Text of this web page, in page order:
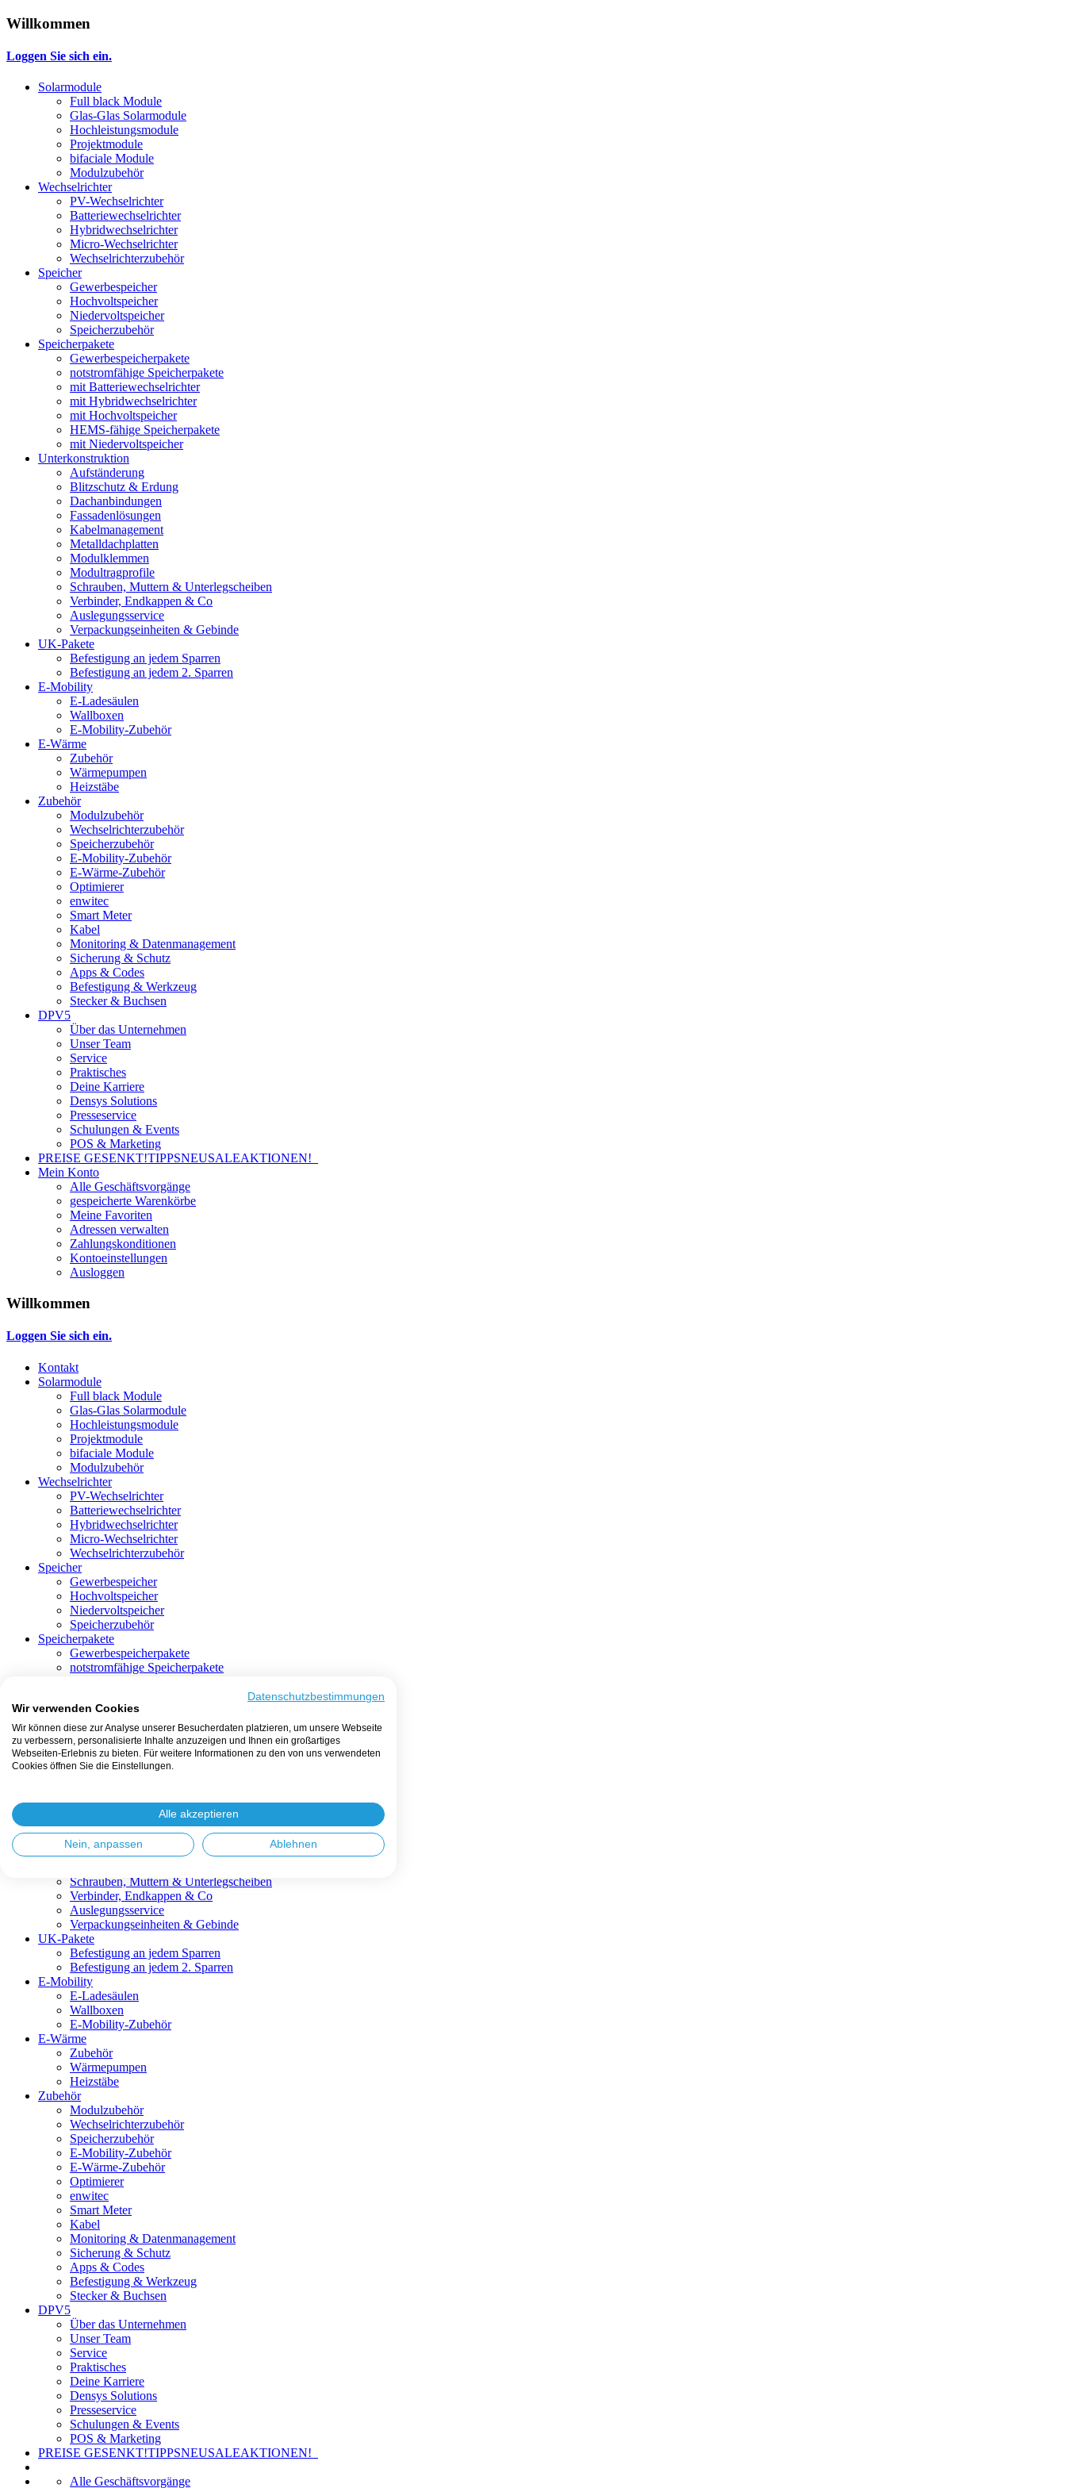
Willkommen
Loggen Sie sich ein.
Solarmodule
Full black Module
Glas-Glas Solarmodule
Hochleistungsmodule
Projektmodule
bifaciale Module
Modulzubehör
Wechselrichter
PV-Wechselrichter
Batteriewechselrichter
Hybridwechselrichter
Micro-Wechselrichter
Wechselrichterzubehör
Speicher
Gewerbespeicher
Hochvoltspeicher
Niedervoltspeicher
Speicherzubehör
Speicherpakete
Gewerbespeicherpakete
notstromfähige Speicherpakete
mit Batteriewechselrichter
mit Hybridwechselrichter
mit Hochvoltspeicher
HEMS-fähige Speicherpakete
mit Niedervoltspeicher
Unterkonstruktion
Aufständerung
Blitzschutz & Erdung
Dachanbindungen
Fassadenlösungen
Kabelmanagement
Metalldachplatten
Modulklemmen
Modultragprofile
Schrauben, Muttern & Unterlegscheiben
Verbinder, Endkappen & Co
Auslegungsservice
Verpackungseinheiten & Gebinde
UK-Pakete
Befestigung an jedem Sparren
Befestigung an jedem 2. Sparren
E-Mobility
E-Ladesäulen
Wallboxen
E-Mobility-Zubehör
E-Wärme
Zubehör
Wärmepumpen
Heizstäbe
Zubehör
Modulzubehör
Wechselrichterzubehör
Speicherzubehör
E-Mobility-Zubehör
E-Wärme-Zubehör
Optimierer
enwitec
Smart Meter
Kabel
Monitoring & Datenmanagement
Sicherung & Schutz
Apps & Codes
Befestigung & Werkzeug
Stecker & Buchsen
DPV5
Über das Unternehmen
Unser Team
Service
Praktisches
Deine Karriere
Densys Solutions
Presseservice
Schulungen & Events
POS & Marketing
PREISE GESENKT!TIPPSNEUSALEAKTIONEN!
Mein Konto
Alle Geschäftsvorgänge
gespeicherte Warenkörbe
Meine Favoriten
Adressen verwalten
Zahlungskonditionen
Kontoeinstellungen
Ausloggen
Willkommen
Loggen Sie sich ein.
Kontakt
Solarmodule
Full black Module
Glas-Glas Solarmodule
Hochleistungsmodule
Projektmodule
bifaciale Module
Modulzubehör
Wechselrichter
PV-Wechselrichter
Batteriewechselrichter
Hybridwechselrichter
Micro-Wechselrichter
Wechselrichterzubehör
Speicher
Gewerbespeicher
Hochvoltspeicher
Niedervoltspeicher
Speicherzubehör
Speicherpakete
Gewerbespeicherpakete
notstromfähige Speicherpakete
mit Hochvoltspeicher
HEMS-fähige Speicherpakete
mit Niedervoltspeicher
Unterkonstruktion
Aufständerung
Fassadenlösungen
Kabelmanagement
Metalldachplatten
Modulklemmen
Schrauben, Muttern & Unterlegscheiben
Verbinder, Endkappen & Co
Auslegungsservice
Verpackungseinheiten & Gebinde
UK-Pakete
Befestigung an jedem Sparren
Befestigung an jedem 2. Sparren
E-Mobility
E-Ladesäulen
Wallboxen
E-Mobility-Zubehör
E-Wärme
Zubehör
Wärmepumpen
Heizstäbe
Zubehör
Modulzubehör
Wechselrichterzubehör
Speicherzubehör
E-Mobility-Zubehör
E-Wärme-Zubehör
Optimierer
enwitec
Smart Meter
Kabel
Monitoring & Datenmanagement
Sicherung & Schutz
Apps & Codes
Befestigung & Werkzeug
Stecker & Buchsen
DPV5
Über das Unternehmen
Unser Team
Service
Praktisches
Deine Karriere
Densys Solutions
Presseservice
Schulungen & Events
POS & Marketing
PREISE GESENKT!TIPPSNEUSALEAKTIONEN!
Alle Geschäftsvorgänge
Datenschutzbestimmungen
Wir verwenden Cookies
Wir können diese zur Analyse unserer Besucherdaten platzieren, um unsere Webseite
zu verbessern, personalisierte Inhalte anzuzeigen und Ihnen ein großartiges
Webseiten-Erlebnis zu bieten. Für weitere Informationen zu den von uns verwendeten
Cookies öffnen Sie die Einstellungen.
Alle akzeptieren
Nein, anpassen Ablehnen